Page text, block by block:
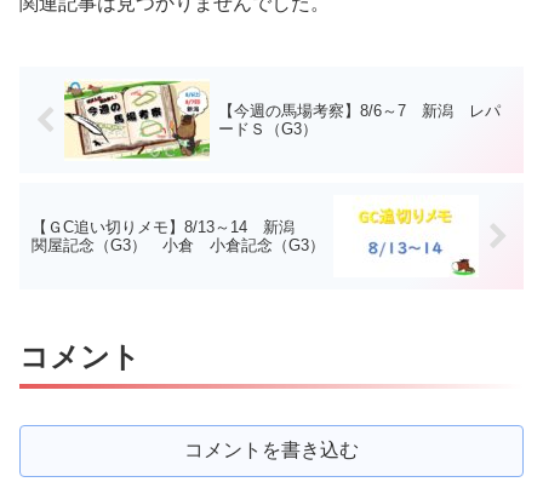
【今週の馬場考察】8/6～7 新潟 レパ
ードＳ（G3）
【ＧC追い切りメモ】8/13～14 新潟
関屋記念（G3） 小倉 小倉記念（G3）
コメント
コメントを書き込む